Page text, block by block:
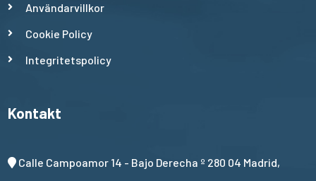
Användarvillkor
Cookie Policy
Integritetspolicy
Kontakt
Calle Campoamor 14 - Bajo Derecha º 280 04 Madrid,